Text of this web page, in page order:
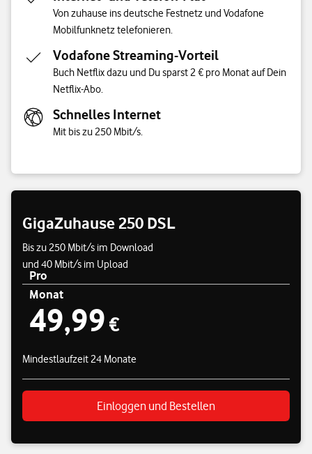
Von zuhause ins deutsche Festnetz und Vodafone
Mobilfunknetz telefonieren.
Vodafone Streaming-Vorteil
Buch Netflix dazu und Du sparst 2 € pro Monat auf Dein
Netflix-Abo.
Schnelles Internet
Mit bis zu 250 Mbit/s.
GigaZuhause 250 DSL
Bis zu 250 Mbit/s im Download
und 40 Mbit/s im Upload
Pro
Monat
49,99 €
49,99 €
Mindestlaufzeit 24 Monate
Einloggen und Bestellen